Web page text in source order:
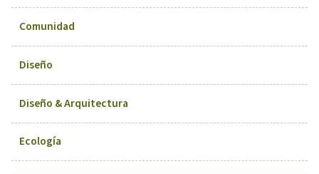
Comunidad
Diseño
Diseño & Arquitectura
Ecología